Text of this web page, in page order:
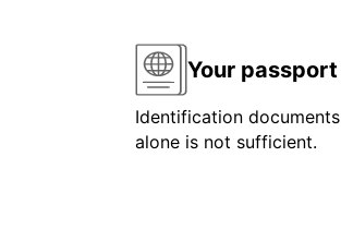
Your
Identification
alone is not sufficient.